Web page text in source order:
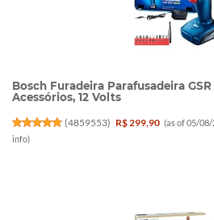
Bosch Furadeira Parafusadeira
Acessórios, 12 Volts
(4859553) R$ 299,90 (as of 05/
info)